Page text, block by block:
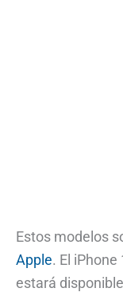
Estos modelos
Apple. El
estará